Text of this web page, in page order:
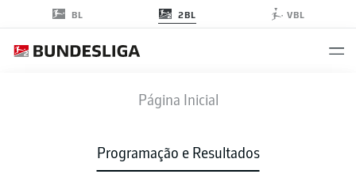
BL 2BL VBL
Página Inicial
Programação e Resultados
SGF KSC